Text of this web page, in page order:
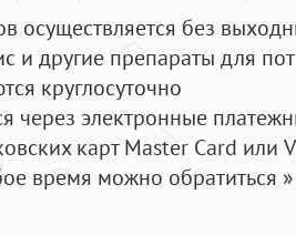
осуществляется без
и другие препараты для
круглосуточно
через электронные
карт Master Card или
время можно обратиться